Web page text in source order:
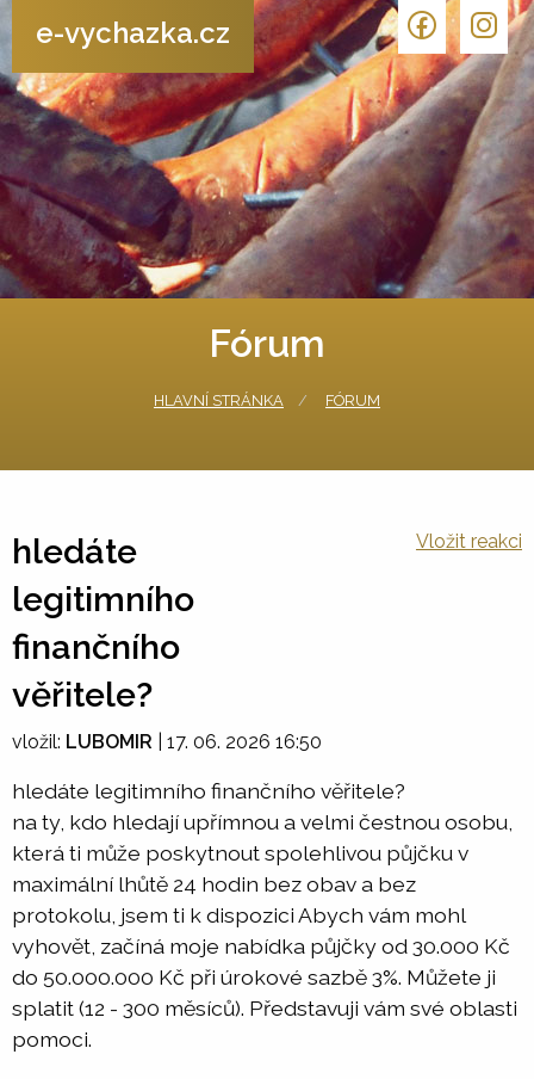
e-vychazka.cz
Fórum
HLAVNÍ STRÁNKA FÓRUM
hledáte
legitimního
finančního
věřitele?
Vložit reakci
vložil: LUBOMIR 17. 06. 2026 16:50
hledáte legitimního finančního věřitele?
na ty, kdo hledají upřímnou a velmi čestnou osobu,
která ti může poskytnout spolehlivou půjčku v
maximální lhůtě 24 hodin bez obav a bez
protokolu, jsem ti k dispozici Abych vám mohl
vyhovět, začíná moje nabídka půjčky od 30.000 Kč
do 50.000.000 Kč při úrokové sazbě 3%. Můžete ji
splatit (12 - 300 měsíců). Představuji vám své oblasti
pomoci.